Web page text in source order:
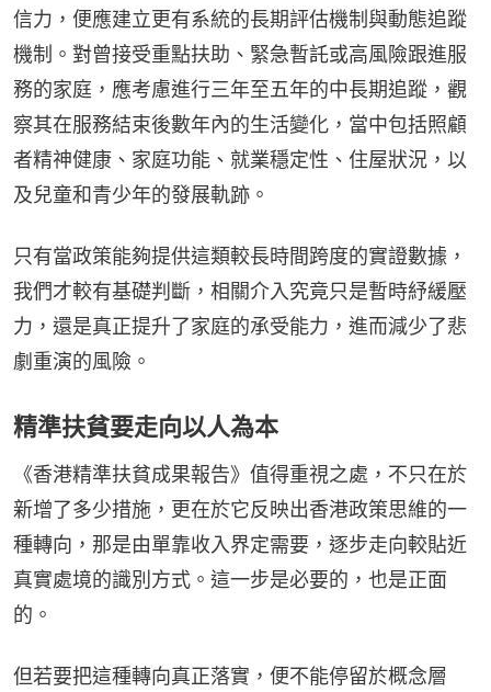
信力，便應建立更有系統的長期評估機制與動態追蹤
機制。對曾接受重點扶助、緊急暫託或高風險跟進服
務的家庭，應考慮進行三年至五年的中長期追蹤，觀
察其在服務結束後數年內的生活變化，當中包括照顧
者精神健康、家庭功能、就業穩定性、住屋狀況，以
及兒童和青少年的發展軌跡。
只有當政策能夠提供這類較長時間跨度的實證數據，
我們才較有基礎判斷，相關介入究竟只是暫時紓緩壓
力，還是真正提升了家庭的承受能力，進而減少了悲
劇重演的風險。
精準扶貧要走向以人為本
《香港精準扶貧成果報告》值得重視之處，不只在於
新增了多少措施，更在於它反映出香港政策思維的一
種轉向，那是由單靠收入界定需要，逐步走向較貼近
真實處境的識別方式。這一步是必要的，也是正面
的。
但若要把這種轉向真正落實，便不能停留於概念層